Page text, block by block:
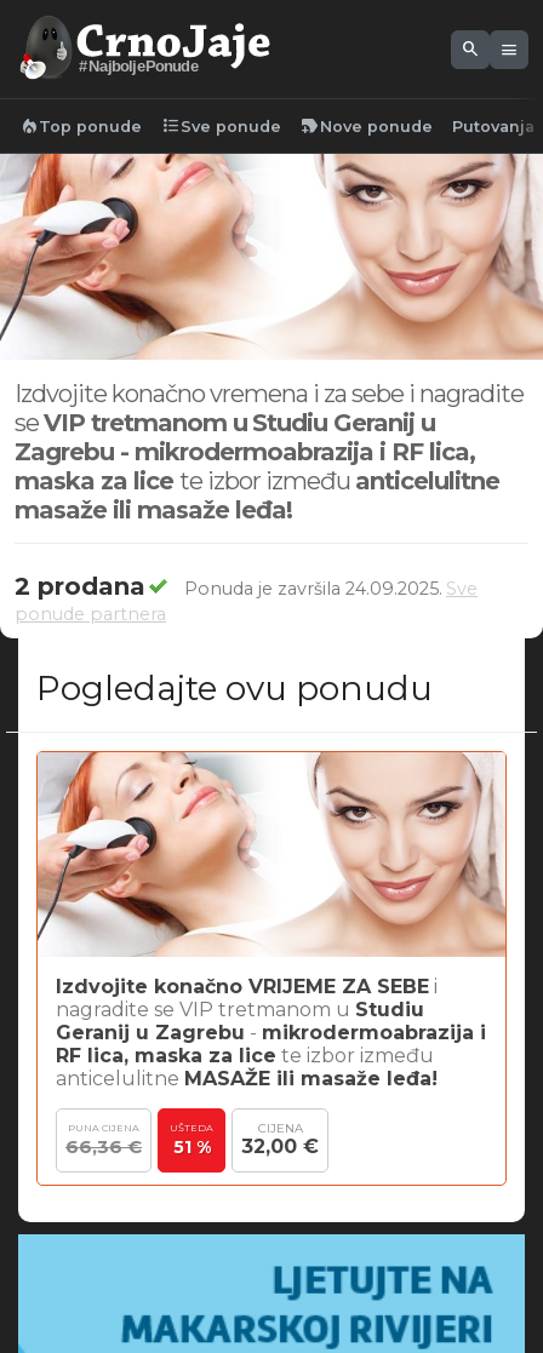
#NajboljePonude
search menu
local_fire_department Top ponude format_list_bulleted Sve ponude new_label Nove ponude Putovanja
Izdvojite konačno vremena i za sebe i nagradite
seVIP tretmanom u Studiu Geranij u
Zagrebu - mikrodermoabrazija i RF lica,
maska za lice te izbor između anticelulitne
masaže ili masaže leđa!
2 prodana Ponuda je završila 24.09.2025. Sve
ponude partnera
Pogledajte ovu ponudu
Izdvojite konačno VRIJEME ZA SEBE i
nagradite se VIP tretmanom u Studiu
Geranij u Zagrebu - mikrodermoabrazija i
RF lica, maska za lice te izbor između
anticelulitne MASAŽE ili masaže leđa!
PUNA CIJENA
66,36 €
UŠTEDA
51 %
CIJENA
32,00 €